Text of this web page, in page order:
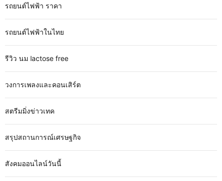
รถยนต์ไฟฟ้า ราคา
รถยนต์ไฟฟ้าในไทย
รีวิว นม lactose free
วงการเพลงและคอนเสิร์ต
สตรีมมิ่งข่าวเทค
สรุปสถานการณ์เศรษฐกิจ
สังคมออนไลน์วันนี้